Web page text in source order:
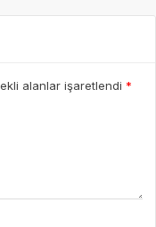
alanlar işaretlendi *